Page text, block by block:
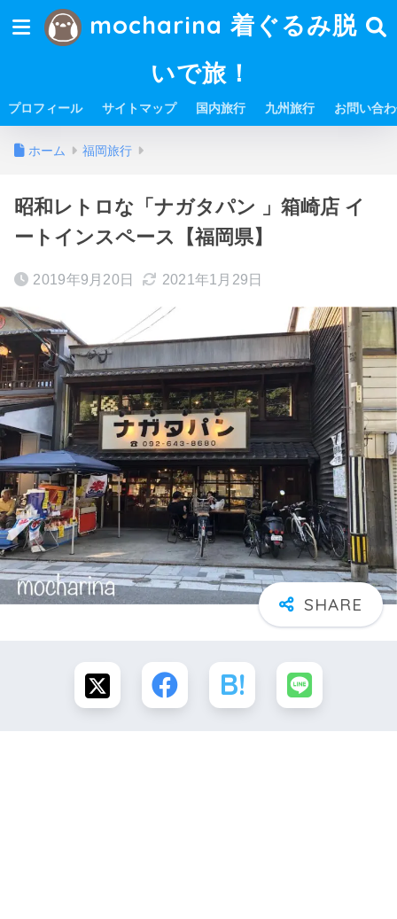
mocharina 着ぐるみ脱
いで旅！
プロフィール サイトマップ 国内旅行 九州旅行 お問い合
ホーム 福岡旅行
昭和レトロな「ナガタパン 」箱崎店 イ
ートインスペース【福岡県】
2019年9月20日 2021年1月29日